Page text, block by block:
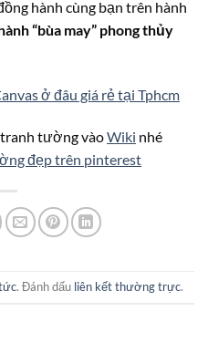
hành cùng bạn trên hành
“bùa may” phong thủy
ở đâu giá rẻ tại Tphcm
tường vàoWiki nhé
đẹp trên pinterest
. Đánh dấu liên kết thường trực.